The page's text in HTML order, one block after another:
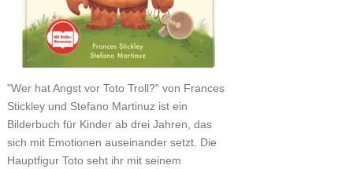
"Wer hat Angst vor Toto Troll?" von Frances
Stickley und Stefano Martinuz ist ein
Bilderbuch für Kinder ab drei Jahren, das
sich mit Emotionen auseinander setzt. Die
Hauptfigur Toto seht ihr mit seinem